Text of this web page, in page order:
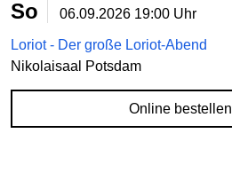
So 06.09.2026 19:00 Uhr
Loriot - Der große Loriot-Abend
Nikolaisaal Potsdam
Online bestellen